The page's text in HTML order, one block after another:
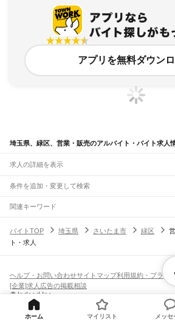
アプリを無料ダウン
埼玉県、緑区、営業・販売のアルバイト・バイト求人
求人の詳細を表示
条件を追加・変更して検索
市区町村を追加・変更
埼玉県すべて
さいたま市
飯能市
春日部市狭山市羽生市鴻巣市深谷市上尾市草加市
朝霞市志木市和光市
坂戸市
日高市 ふじみ野市
大利根町
入間郡比企郡 大
駅を追加・変更
南浦和
三
JR八高線(八王子～高麗川)
JR八高線(高麗川～高崎)
職種を追加・変更
飲食・フードサービスすべて
ホールスタッフキッチンスタッフ 精
パン屋（ベーカリー）
飲食店補助（開店・閉店準備）
飲食店（店長・マネ
営業・販売
人気
日払いOK高校生歓迎
ピアスOK
オープニングスタッフ
留学生
勤務期間
雇用形態を追加・変更
アルバイト・パート
正社員
都道府県を変更
関連キーワード
埼玉県 さいたま市 緑区 仕事埼玉県 さいたま市 緑
埼玉県 さいたま市 緑区 仕分け
バイトTOP 埼玉県 さいたま市 緑区
ト・求人
ヘルプ・お問い合わせサイトマップ利用規約・プライ
[企業]求人広告の掲載相談
ホーム マイリスト メッセ